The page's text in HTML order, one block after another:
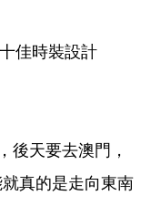
佳時裝設計
天要去澳門，
真的是走向東南